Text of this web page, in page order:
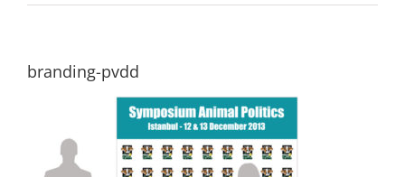
branding-pvdd